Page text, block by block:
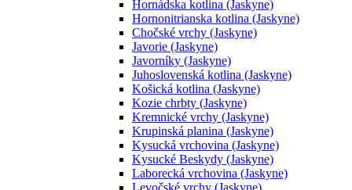
Hornádska kotlina (Jaskyne)
Hornonitrianska kotlina (Jaskyne)
Chočské vrchy (Jaskyne)
Javorie (Jaskyne)
Javorníky (Jaskyne)
Juhoslovenská kotlina (Jaskyne)
Košická kotlina (Jaskyne)
Kozie chrbty (Jaskyne)
Kremnické vrchy (Jaskyne)
Krupinská planina (Jaskyne)
Kysucká vrchovina (Jaskyne)
Kysucké Beskydy (Jaskyne)
Laborecká vrchovina (Jaskyne)
Levočské vrchy (Jaskyne)